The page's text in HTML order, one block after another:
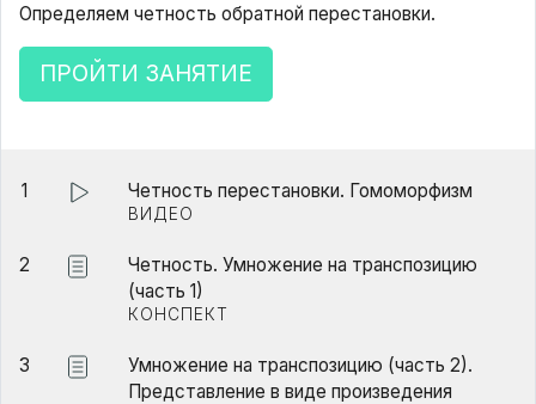
Определяем четность обратной перестановки.
ПРОЙТИ ЗАНЯТИЕ
1 Четность перестановки. Гомоморфизм
ВИДЕО
2
Четность. Умножение на транспозицию
(часть 1)
КОНСПЕКТ
3
Умножение на транспозицию (часть 2).
Представление в виде произведения